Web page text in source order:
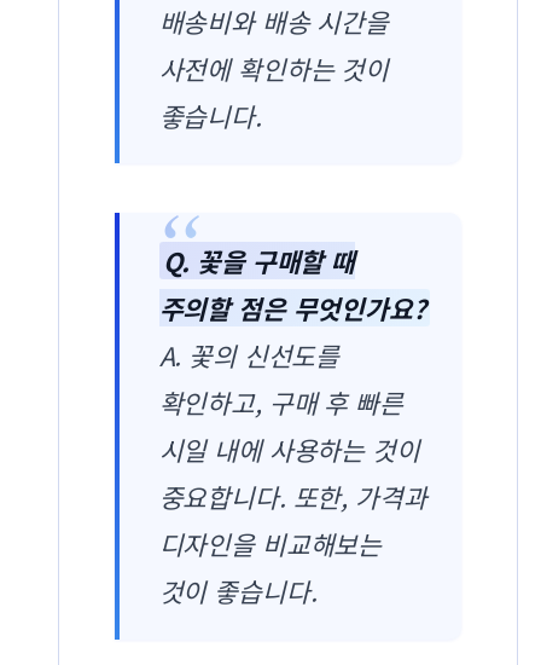
배송비와 배송 시간을
사전에 확인하는 것이
좋습니다.
Q. 꽃을 구매할 때
주의할 점은 무엇인가요?
A. 꽃의 신선도를
확인하고, 구매 후 빠른
시일 내에 사용하는 것이
중요합니다. 또한, 가격과
디자인을 비교해보는
것이 좋습니다.